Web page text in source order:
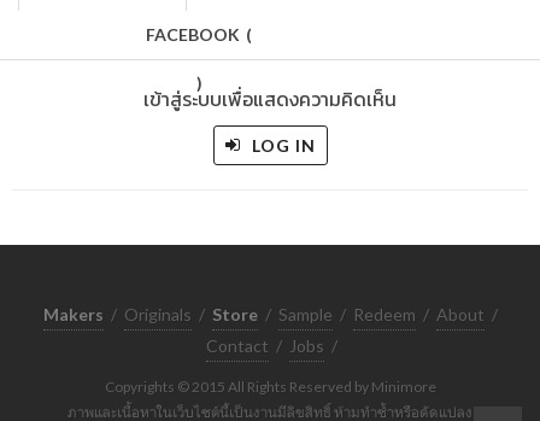
FACEBOOK (
)
เข้าสู่ระบบเพื่อแสดงความคิดเห็น
LOG IN
Makers / Originals / Store / Sample / Redeem / About /
Contact / Jobs /
Copyrights © 2015 All Rights Reserved by Minimore
ภาพและเนื้อหาในเว็บไซต์นี้เป็นงานมีลิขสิทธิ์ ห้ามทำซ้ำหรือดัดแปลง